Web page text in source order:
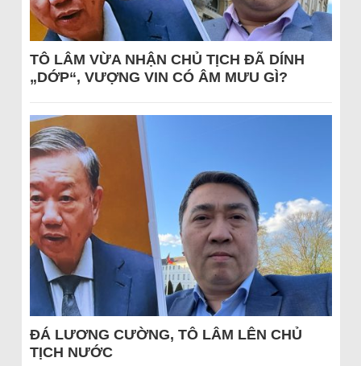
TÔ LÂM VỪA NHẬN CHỦ TỊCH ĐÃ DÍNH
„DỚP“, VƯỢNG VIN CÓ ÂM MƯU GÌ?
ĐÁ LƯƠNG CƯỜNG, TÔ LÂM LÊN CHỦ
TỊCH NƯỚC